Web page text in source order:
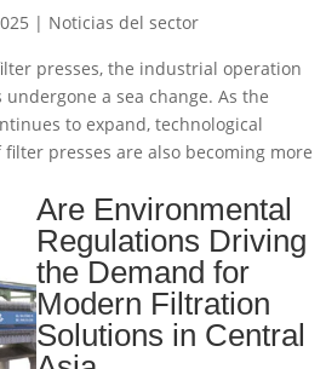
| Noticias del sector
presses, the industrial operation
a sea change. As the
to expand, technological
presses are also becoming more
Are Environmental
Regulations Driving
the Demand for
Modern Filtration
Solutions in Central